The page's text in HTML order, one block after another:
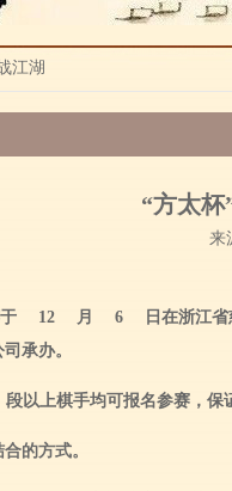
江湖
“方太
来
12 月 6
日在浙江
承办。
段以上棋手均可报名参赛，保
的方式。